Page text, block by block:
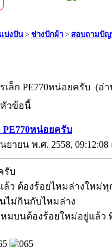
บ่งปัน> ช่างปักผ้า > สอบถามปัญ
ล็ก PE770หน่อยครับ (อ่า
หัวข้อนี้
PE770หน่อยครับ
ยายน พ.ศ. 2558, 09:12:08
รับ
ล้ว ต้องร้อยไหมล่างใหม่
ไม่กินกับไหมล่าง
หมบนต้องร้อยใหม่อยู่แล้